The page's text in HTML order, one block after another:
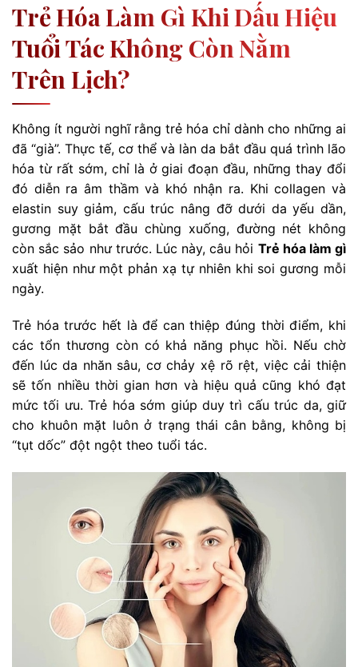
Trẻ Hóa Làm Gì Khi Dấu Hiệu
Tuổi Tác Không Còn Nằm
Trên Lịch?
Không ít người nghĩ rằng trẻ hóa chỉ dành cho những ai
đã “già”. Thực tế, cơ thể và làn da bắt đầu quá trình lão
hóa từ rất sớm, chỉ là ở giai đoạn đầu, những thay đổi
đó diễn ra âm thầm và khó nhận ra. Khi collagen và
elastin suy giảm, cấu trúc nâng đỡ dưới da yếu dần,
gương mặt bắt đầu chùng xuống, đường nét không
còn sắc sảo như trước. Lúc này, câu hỏi Trẻ hóa làm gì
xuất hiện như một phản xạ tự nhiên khi soi gương mỗi
ngày.
Trẻ hóa trước hết là để can thiệp đúng thời điểm, khi
các tổn thương còn có khả năng phục hồi. Nếu chờ
đến lúc da nhăn sâu, cơ chảy xệ rõ rệt, việc cải thiện
sẽ tốn nhiều thời gian hơn và hiệu quả cũng khó đạt
mức tối ưu. Trẻ hóa sớm giúp duy trì cấu trúc da, giữ
cho khuôn mặt luôn ở trạng thái cân bằng, không bị
“tụt dốc” đột ngột theo tuổi tác.